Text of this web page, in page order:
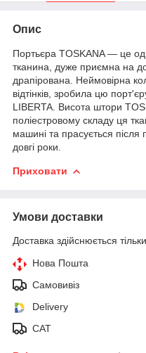
Опис
Портьєра TOSKANA — це
тканина, дуже приємна на
драпірована. Неймовірна
відтінків, зробила цю
LIBERTA. Висота штори
поліестровому складу ця
машині та прасується
довгі роки.
Приховати
Умови доставки
Доставка здійснюється
Нова Пошта
Самовивіз
Delivery
САТ